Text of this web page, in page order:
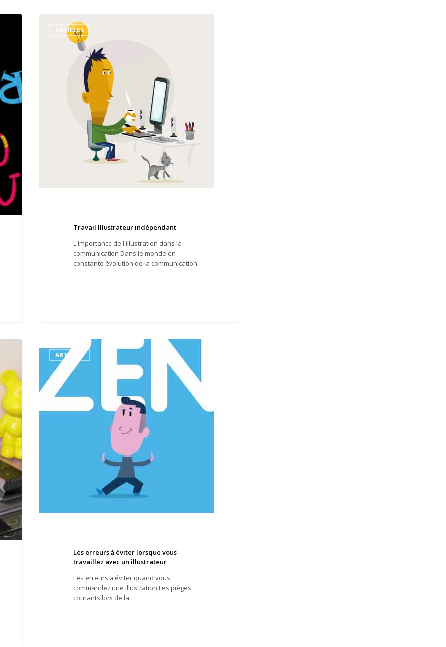
Illustrateur
indépendant
ARTICLES
Travail Illustrateur indépendant
L'importance de l'illustration dans la
communication Dans le monde en
constante évolution de la communication…
erreurs
éviter
lorsque
vous
avec
ARTICLES
Les erreurs à éviter lorsque vous
travaillez avec un illustrateur
Les erreurs à éviter quand vous
commandez une illustration Les pièges
courants lors de la…